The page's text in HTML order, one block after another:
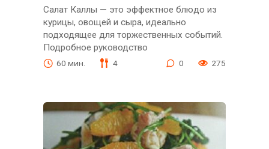
Салат Каллы — это эффектное блюдо из
курицы, овощей и сыра, идеально
подходящее для торжественных событий.
Подробное руководство
60 мин. 4 0 275